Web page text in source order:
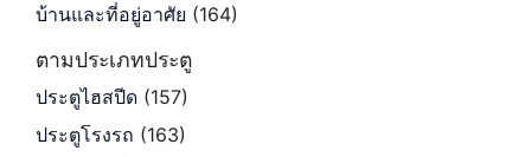
บ้านและที่อยู่อาศัย (164)
ตามประเภทประตู
ประตูไฮสปีด (157)
ประตูโรงรถ (163)